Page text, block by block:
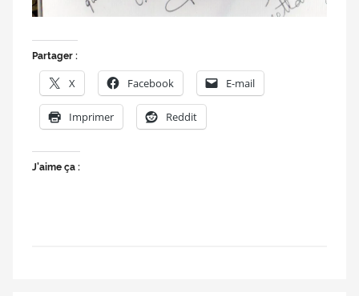
Rendez-
séries
doublage
Partager :
X Facebook E-mail
Imprimer Reddit
J’aime ça :